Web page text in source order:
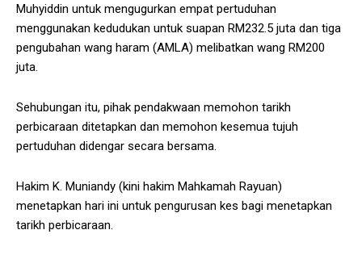
Muhyiddin untuk mengugurkan empat pertuduhan
menggunakan kedudukan untuk suapan RM232.5 juta dan tiga
pengubahan wang haram (AMLA) melibatkan wang RM200
juta.
Sehubungan itu, pihak pendakwaan memohon tarikh
perbicaraan ditetapkan dan memohon kesemua tujuh
pertuduhan didengar secara bersama.
Hakim K. Muniandy (kini hakim Mahkamah Rayuan)
menetapkan hari ini untuk pengurusan kes bagi menetapkan
tarikh perbicaraan.